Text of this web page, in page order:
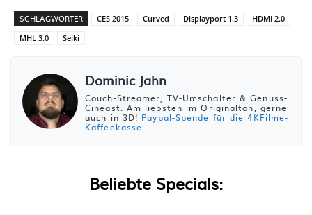
SCHLAGWÖRTER CES 2015 Curved Displayport 1.3
HDMI 2.0
MHL 3.0
Seiki
Dominic Jahn
Couch-Streamer, TV-Umschalter & Genuss-
Cineast. Am liebsten im Originalton, gerne
auch in 3D! Paypal-Spende für die 4KFilme-
Kaffeekasse
Beliebte Specials: